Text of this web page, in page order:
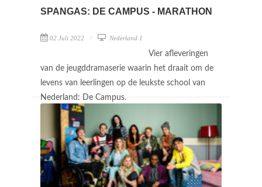
SPANGAS: DE CAMPUS - MARATHON
02 Juli 2022 Nederland 1
Vier afleveringen
van de jeugddramaserie waarin het draait om de
levens van leerlingen op de leukste school van
Nederland: De Campus.